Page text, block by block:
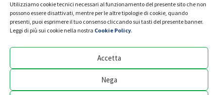
Utilizziamo cookie tecnici necessari al funzionamento del presente sito che non
possono essere disattivati, mentre per le altre tipologie di cookie, quando
presenti, puoi esprimere il tuo consenso cliccando sui tasti del presente banner.
Leggi di più sui cookie nella nostra Cookie Policy.
Accetta
Nega
Pubblicità su Radio Salus
Collabora con noi
Abusi e violazione di copyright
Privacy Policy
Cookie Policy (UE)